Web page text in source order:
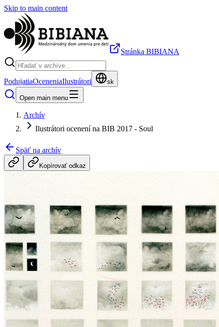
Skip to main content
Stránka BIBIANA
PodujatiaOceneniaIlustrátori sk
Open main menu
Archív
Ilustrátori ocenení na BIB 2017 - Soul
Späť na archív
Kopírovať odkaz